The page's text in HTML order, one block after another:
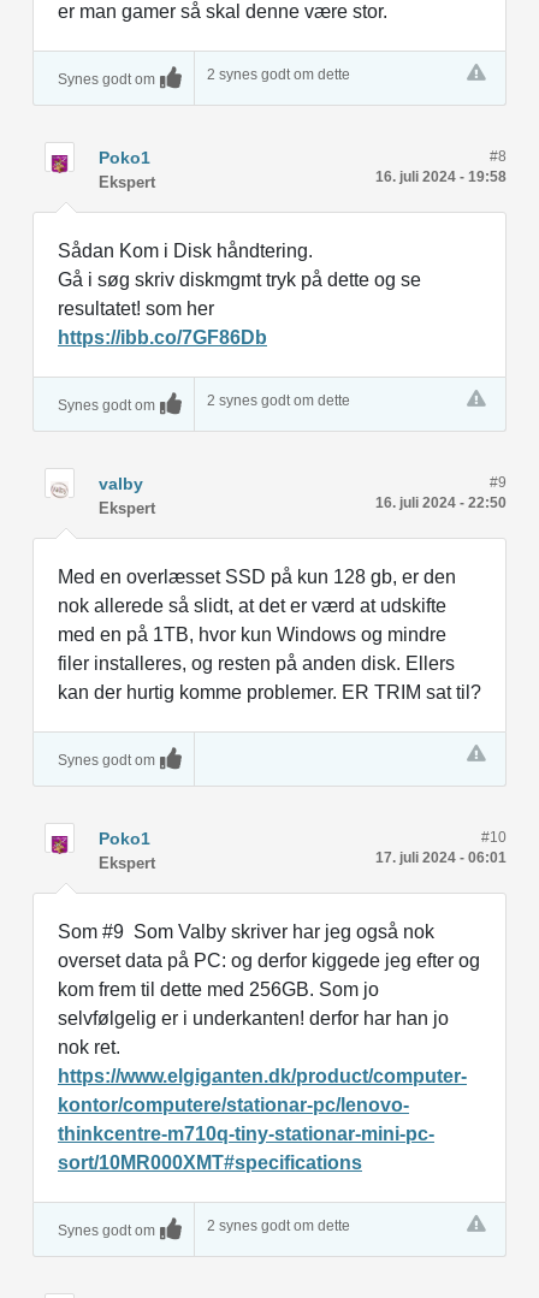
er man gamer så skal denne være stor.
Synes godt om 2 synes godt om dette
Poko1
Ekspert 16. juli 2024 - 19:58
#8
Sådan Kom i Disk håndtering.
Gå i søg skriv diskmgmt tryk på dette og se
resultatet! som her
https://ibb.co/7GF86Db
Synes godt om 2 synes godt om dette
valby
Ekspert 16. juli 2024 - 22:50
#9
Med en overlæsset SSD på kun 128 gb, er den
nok allerede så slidt, at det er værd at udskifte
med en på 1TB, hvor kun Windows og mindre
filer installeres, og resten på anden disk. Ellers
kan der hurtig komme problemer. ER TRIM sat til?
Synes godt om
Poko1
Ekspert 17. juli 2024 - 06:01
#10
Som #9 Som Valby skriver har jeg også nok
overset data på PC: og derfor kiggede jeg efter og
kom frem til dette med 256GB. Som jo
selvfølgelig er i underkanten! derfor har han jo
nok ret.
https://www.elgiganten.dk/product/computer-
kontor/computere/stationar-pc/lenovo-
thinkcentre-m710q-tiny-stationar-mini-pc-
sort/10MR000XMT#specifications
Synes godt om 2 synes godt om dette